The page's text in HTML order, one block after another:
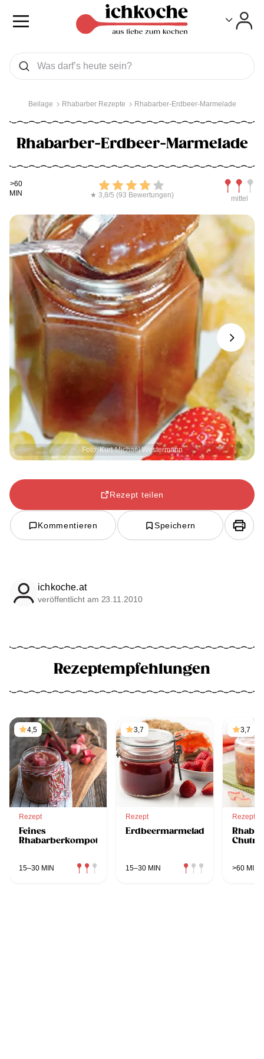
Was wollen Sie suchen
Suchen
Beilage Rhabarber Rezepte Rhabarber-Erdbeer-Marmelade
Rhabarber-Erdbeer-Marmelade
Kochdauer
>60
MIN
Bewerten
★ 3,8/5 (93 Bewertungen) mittel
Foto: Kurt-Michael Westermann
Next
Rezept teilen
Kommentieren Speichern
ichkoche.at
veröffentlicht am 23.11.2010
Rezeptempfehlungen
4,5
Rezept
Feines
Rhabarberkompott
15–30 MIN
3,7
Rezept
Erdbeermarmelade
15–30 MIN
3,7
Rezept
>60 MIN